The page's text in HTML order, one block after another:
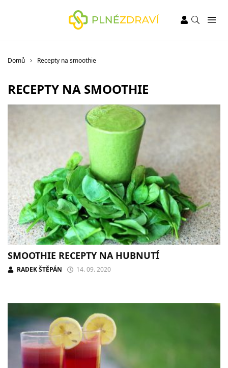
Domů Recepty na smoothie
RECEPTY NA SMOOTHIE
SMOOTHIE RECEPTY NA HUBNUTÍ
RADEK ŠTĚPÁN 14. 09. 2020